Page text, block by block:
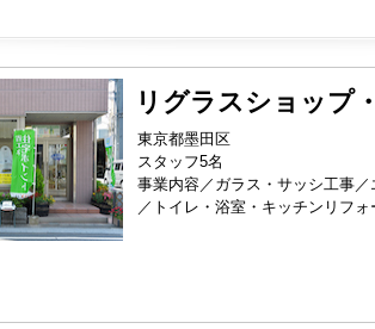
リグラスショップ
東京都墨田区
スタッフ5名
事業内容／ガラス・サッシ工事
／トイレ・浴室・キッチンリフ